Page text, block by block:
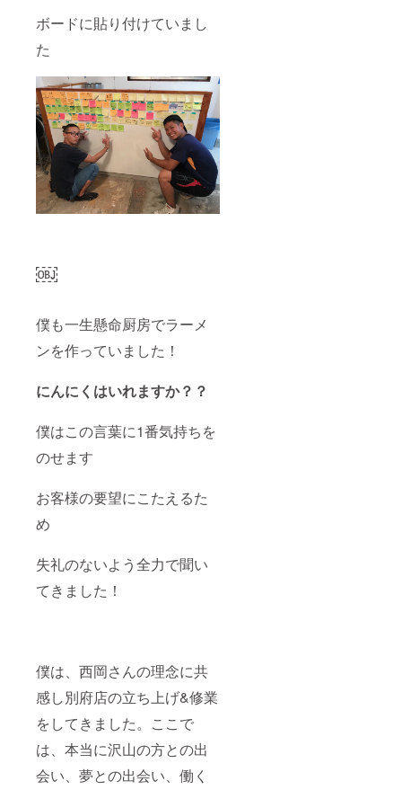
ボードに貼り付けていまし
た
￼
僕も一生懸命厨房でラーメ
ンを作っていました！
にんにくはいれますか？？
僕はこの言葉に1番気持ちを
のせます
お客様の要望にこたえるた
め
失礼のないよう全力で聞い
てきました！
僕は、西岡さんの理念に共
感し別府店の立ち上げ&修業
をしてきました。ここで
は、本当に沢山の方との出
会い、夢との出会い、働く